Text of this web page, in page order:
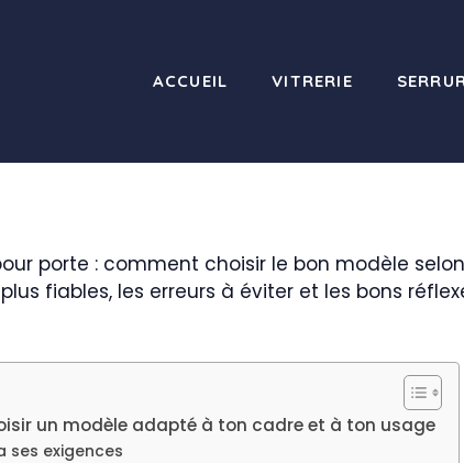
ACCUEIL VITRERIE
porte : comment choisir le bon modèle
fiables, les erreurs à éviter et les bons
un modèle adapté à ton cadre et à ton usage
ses exigences